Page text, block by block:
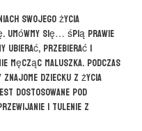
swojego życia
Umówmy się… śpią prawie
ubierać, przebierać i
męcząc maluszka. Podczas
dziecku z życia
dostosowane pod
i tulenie z